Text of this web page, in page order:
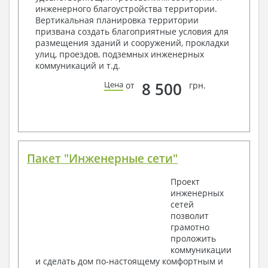
2. Конструктивный раздел:
Общие данные по проекту
Схемы расположения и расчеты фундаментов
Элементы каркаса – схемы расположения
Схема расположения перекрытий
Опоры перекрытия на стены или Узлы
Элементы кровли – схемы расположения
3. Инженерный раздел (приобретается по желанию
за дополнительную плату):
Условные обозначения с общими данными
Поэтажная система водоснабжения и
Аксонометрическая схема водоснабжения и
Узлы и спецификация материалов
инженерного благоустройства территории.
Вертикальная планировка территории
призвана создать благоприятные условия для
размещения зданий и сооружений, прокладки
улиц, проездов, подземных инженерных
коммуникаций и т.д.
Цена от 8 500 грн.
Пакет "Инженерные сети"
Проект
инженерных
сетей
позволит
грамотно
проложить
коммуникации
и сделать дом по-настоящему комфортным и